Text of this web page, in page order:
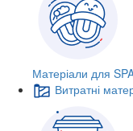
Матеріали для
Витратні